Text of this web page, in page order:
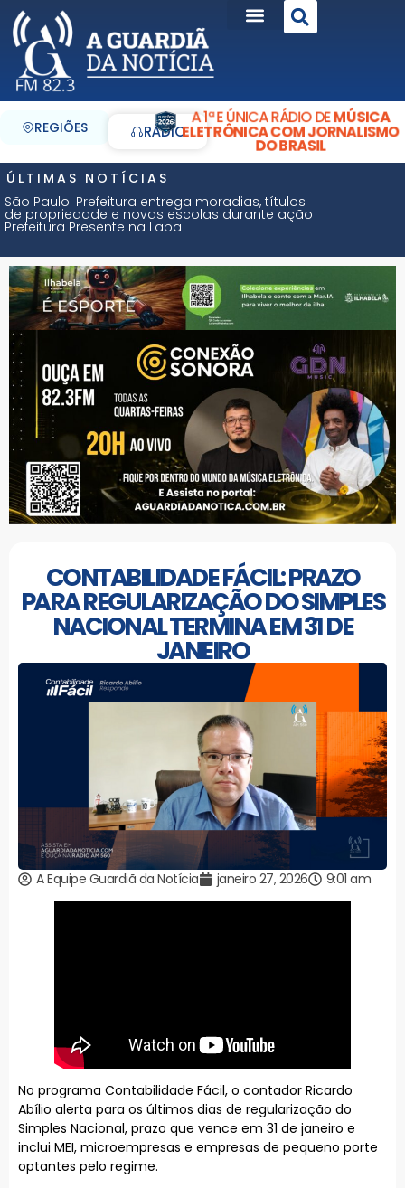
REGIÕES RÁDIO
A 1ª E ÚNICA RÁDIO DEMÚSICA
ELETRÔNICA COM JORNALISMO
DO BRASIL
ÚLTIMAS NOTÍCIAS
São Paulo: Prefeitura entrega moradias, títulos
de propriedade e novas escolas durante ação
Prefeitura Presente na Lapa
CONTABILIDADE FÁCIL: PRAZO
PARA REGULARIZAÇÃO DO SIMPLES
NACIONAL TERMINA EM 31 DE
JANEIRO
A Equipe Guardiã da Notícia janeiro 27, 2026 9:01 am
No programa Contabilidade Fácil, o contador Ricardo
Abílio alerta para os últimos dias de regularização do
Simples Nacional, prazo que vence em 31 de janeiro e
inclui MEI, microempresas e empresas de pequeno porte
optantes pelo regime.